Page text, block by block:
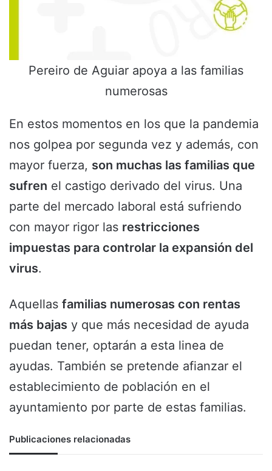
Pereiro de Aguiar apoya a las familias
numerosas
En estos momentos en los que la pandemia
nos golpea por segunda vez y además, con
mayor fuerza, son muchas las familias que
sufren el castigo derivado del virus. Una
parte del mercado laboral está sufriendo
con mayor rigor las restricciones
impuestas para controlar la expansión del
virus.
Aquellas familias numerosas con rentas
más bajas y que más necesidad de ayuda
puedan tener, optarán a esta linea de
ayudas. También se pretende afianzar el
establecimiento de población en el
ayuntamiento por parte de estas familias.
Publicaciones relacionadas